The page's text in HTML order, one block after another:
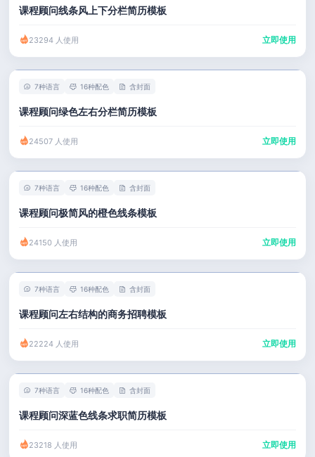
课程顾问线条风上下分栏简历模板
23294 人使用 立即使用
7种语言 16种配色 含封面
课程顾问绿色左右分栏简历模板
24507 人使用 立即使用
7种语言 16种配色 含封面
课程顾问极简风的橙色线条模板
24150 人使用 立即使用
7种语言 16种配色 含封面
课程顾问左右结构的商务招聘模板
22224 人使用 立即使用
7种语言 16种配色 含封面
课程顾问深蓝色线条求职简历模板
23218 人使用 立即使用